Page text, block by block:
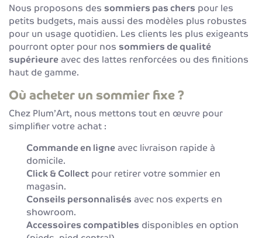
Nous proposons des sommiers pas chers pour les
petits budgets, mais aussi des modèles plus robustes
pour un usage quotidien. Les clients les plus exigeants
pourront opter pour nos sommiers de qualité
supérieure avec des lattes renforcées ou des finitions
haut de gamme.
Où acheter un sommier fixe ?
Chez Plum’Art, nous mettons tout en œuvre pour
simplifier votre achat :
Commande en ligne avec livraison rapide à
domicile.
Click & Collect pour retirer votre sommier en
magasin.
Conseils personnalisés avec nos experts en
showroom.
Accessoires compatibles disponibles en option